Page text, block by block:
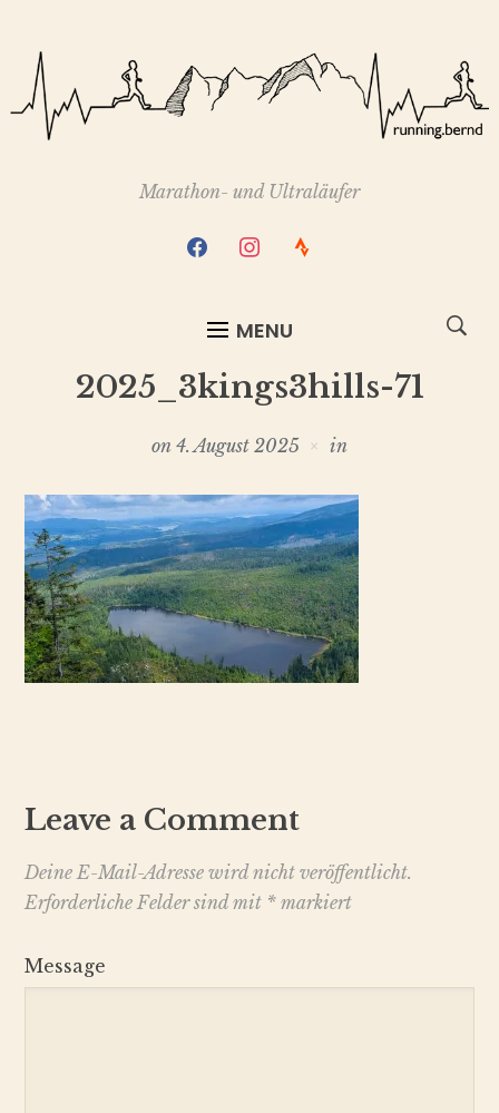
Marathon- und Ultraläufer
facebookinstagram
strava
MENU
2025_3kings3hills-71
on 4. August 2025 in
Leave a Comment
Deine E-Mail-Adresse wird nicht veröffentlicht.
Erforderliche Felder sind mit *markiert
Message